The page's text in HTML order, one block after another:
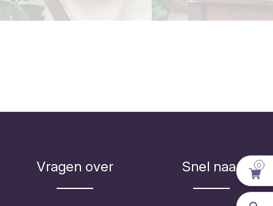
Vragen over Snel naar 0